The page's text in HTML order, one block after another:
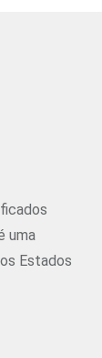
uma
Estados